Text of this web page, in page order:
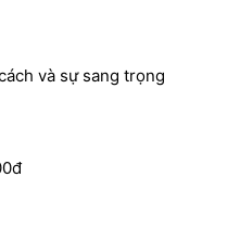
và sự sang trọng